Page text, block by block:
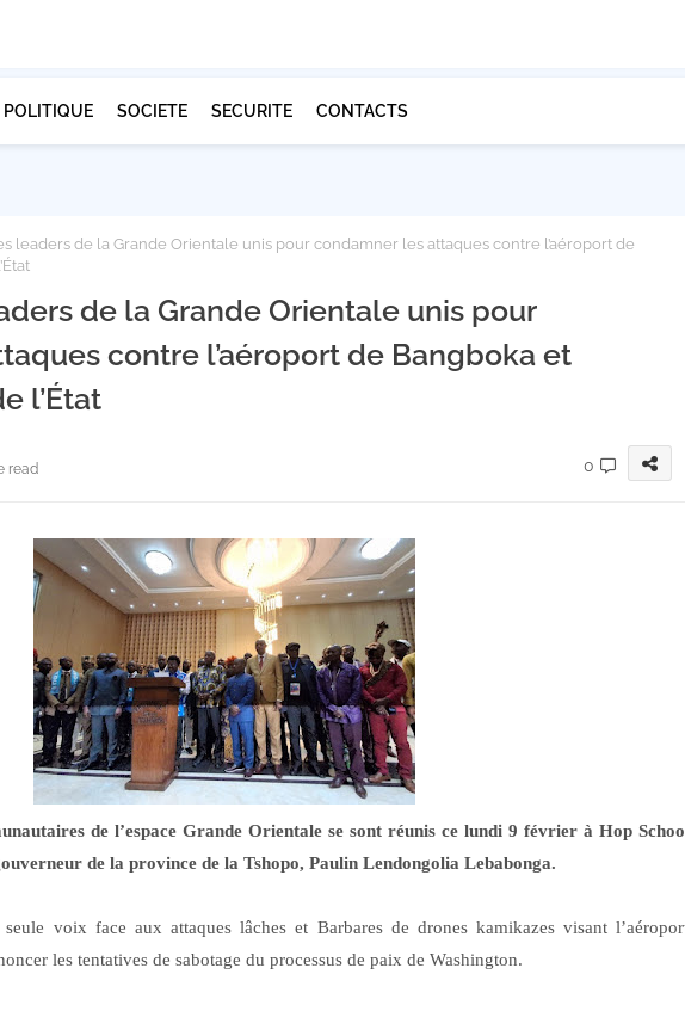
POLITIQUE SOCIETE SECURITE CONTACTS
leaders de la Grande Orientale unis pour condamner les attaques contre l’aéroport de
de la Grande Orientale unis pour
contre l’aéroport de Bangboka et
l’État
read 0
de l’espace Grande Orientale se sont réunis ce lundi 9 février à Hop
de la province de la Tshopo, Paulin Lendongolia Lebabonga.
voix face aux attaques lâches et Barbares de drones kamikazes visant
les tentatives de sabotage du processus de paix de Washington.